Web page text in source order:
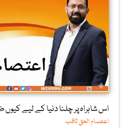
اس شاہراہ پر چلنا دنیا کے لیے
اعتصام الحق ثاقب